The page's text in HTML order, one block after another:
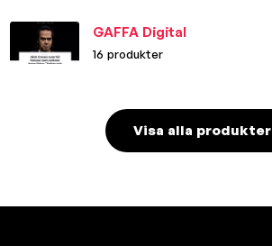
GAFFA Digital
16 produkter
Visa alla produkter